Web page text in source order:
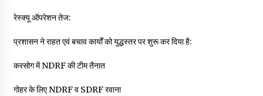
रेस्क्यू ऑपरेशन तेज:
प्रशासन ने राहत एवं बचाव कार्यों को युद्धस्तर पर शुरू कर दिया है:
करसोग में NDRF की टीम तैनात
गोहर के लिए NDRF व SDRF रवाना